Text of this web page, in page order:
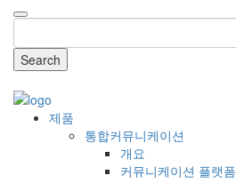
Search
제품
통합커뮤니케이션
개요
커뮤니케이션 플랫폼